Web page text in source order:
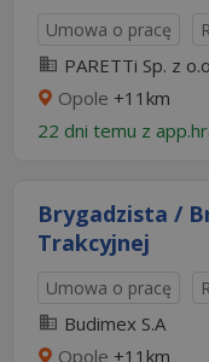
Umowa o pracę
PARETTi Sp. z
Opole +11km
22 dni temu z
Brygadzista /
Trakcyjnej
Umowa o pracę
Budimex S.A
Opole +11km